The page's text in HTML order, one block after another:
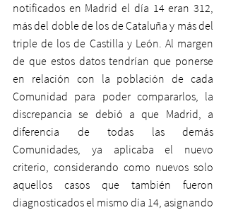
notificados en Madrid el día 14 eran 312,
más del doble de los de Cataluña y más del
triple de los de Castilla y León. Al margen
de que estos datos tendrían que ponerse
en relación con la población de cada
Comunidad para poder compararlos, la
discrepancia se debió a que Madrid, a
diferencia de todas las demás
Comunidades, ya aplicaba el nuevo
criterio, considerando como nuevos solo
aquellos casos que también fueron
diagnosticados el mismo día 14, asignando